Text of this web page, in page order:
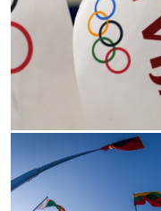
Ar veiksmes un
Latvijas bobsleja
spēlēm